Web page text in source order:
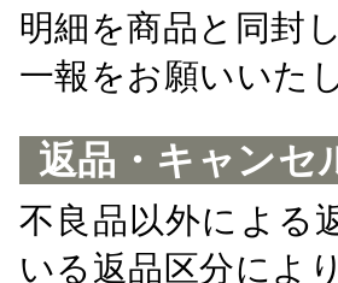
明細を商品と同封
一報をお願いいた
返品・キャンセ
不良品以外による
いる返品区分によ